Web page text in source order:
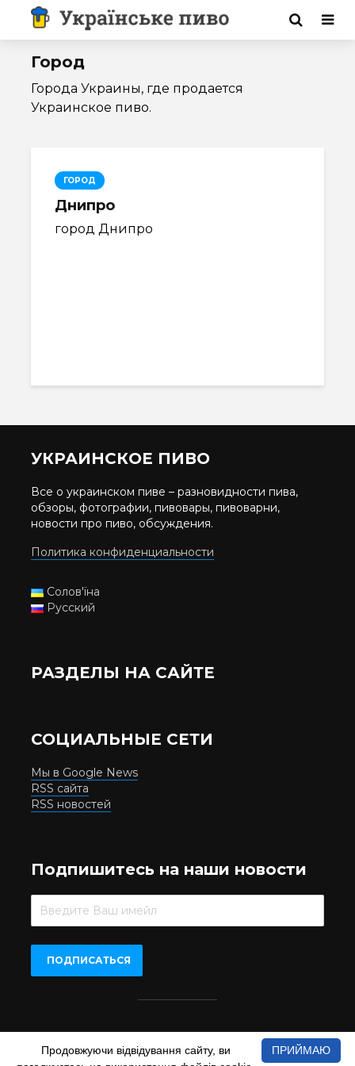
Город
Города Украины, где продается
Украинское пиво.
ГОРОД
Днипро
город Днипро
УКРАИНСКОЕ ПИВО
Все о украинском пиве – разновидности пива,
обзоры, фотографии, пивовары, пивоварни,
новости про пиво, обсуждения.
Политика конфиденциальности
Солов'їна
Русский
РАЗДЕЛЫ НА САЙТЕ
СОЦИАЛЬНЫЕ СЕТИ
Мы в Google News
RSS сайта
RSS новостей
Подпишитесь на наши новости
Beer.UA © 2016-2022
При копіюванні матеріалів з сайту обов'язкове пряме
ПРИЙМАЮ
Продовжуючи відвідування сайту, ви